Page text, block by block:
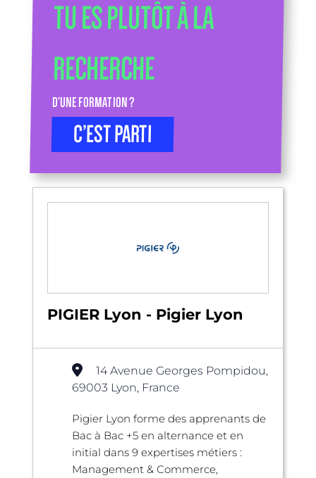
TU ES PLUTÔT À LA
RECHERCHE
D’UNE FORMATION ?
C’EST PARTI
PIGIER Lyon - Pigier Lyon
14 Avenue Georges Pompidou,
69003 Lyon, France
Pigier Lyon forme des apprenants de
Bac à Bac +5 en alternance et en
initial dans 9 expertises métiers :
Management & Commerce,